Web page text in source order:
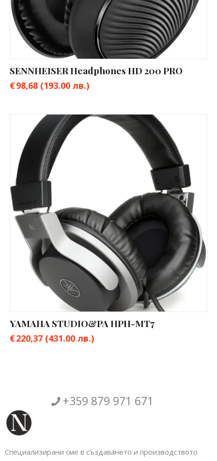
SENNHEISER Headphones HD 200 PRO
€98,68 (193.00 лв.)
YAMAHA STUDIO&PA HPH-MT7
€220,37 (431.00 лв.)
+359 879 971 671
Специализирани сме в създаването и производството